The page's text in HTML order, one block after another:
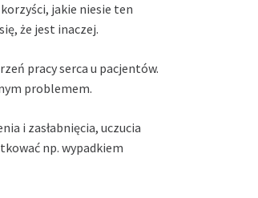
jakie niesie ten
że jest inaczej.
pracy serca u pacjentów.
problemem.
i zasłabnięcia, uczucia
np. wypadkiem